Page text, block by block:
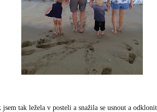
jsem tak ležela v posteli a snažila se usnout a